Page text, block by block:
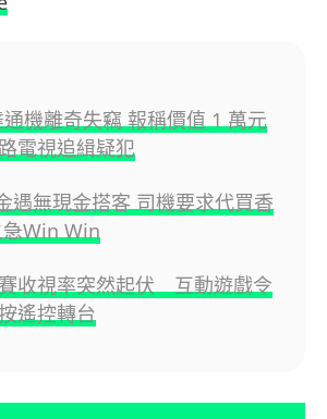
機離奇失竊 報稱價值 1 萬元
電視追緝疑犯
遇無現金搭客 司機要求代買香
Win Win
收視率突然起伏 互動遊戲令
遙控轉台